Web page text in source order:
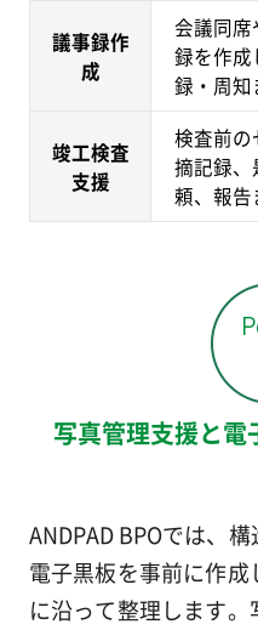
議事録作
成
会議同席
録を作成
録・周知
竣工検査
支援
検査前の
摘記録、
頼、報告
写真管理支援と
ANDPAD BPOでは、
電子黒板を事前に作
に沿って整理します